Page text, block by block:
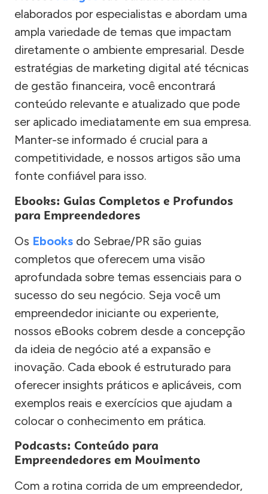
elaborados por especialistas e abordam uma
ampla variedade de temas que impactam
diretamente o ambiente empresarial. Desde
estratégias de marketing digital até técnicas
de gestão financeira, você encontrará
conteúdo relevante e atualizado que pode
ser aplicado imediatamente em sua empresa.
Manter-se informado é crucial para a
competitividade, e nossos artigos são uma
fonte confiável para isso.
Ebooks: Guias Completos e Profundos
para Empreendedores
Os Ebooks do Sebrae/PR são guias
completos que oferecem uma visão
aprofundada sobre temas essenciais para o
sucesso do seu negócio. Seja você um
empreendedor iniciante ou experiente,
nossos eBooks cobrem desde a concepção
da ideia de negócio até a expansão e
inovação. Cada ebook é estruturado para
oferecer insights práticos e aplicáveis, com
exemplos reais e exercícios que ajudam a
colocar o conhecimento em prática.
Podcasts: Conteúdo para
Empreendedores em Movimento
Com a rotina corrida de um empreendedor,